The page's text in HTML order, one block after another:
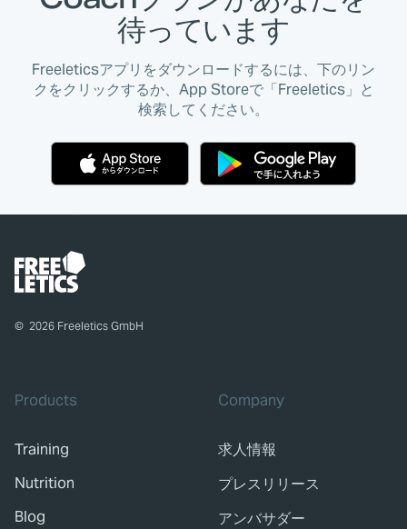
待っています
Freeleticsアプリをダウンロードするには、下のリン
クをクリックするか、App Storeで「Freeletics」と
検索してください。
© 2026 Freeletics GmbH
Products
Training
Nutrition
Blog
Company
求人情報
プレスリリース
アンバサダー